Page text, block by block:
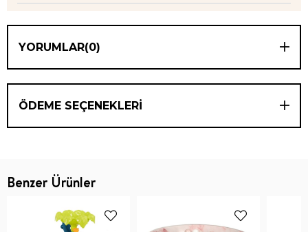
YORUMLAR(0)
ÖDEME SEÇENEKLERI
Benzer Ürünler